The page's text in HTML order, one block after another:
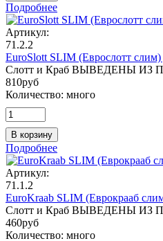
Подробнее
Артикул:
71.2.2
EuroSlott SLIM (Еврослотт
Слотт и Краб ВЫВЕДЕНЫ ИЗ
810руб
Количество: много
В корзину
Подробнее
Артикул:
71.1.2
EuroKraab SLIM (Еврокрааб
Слотт и Краб ВЫВЕДЕНЫ ИЗ
460руб
Количество: много